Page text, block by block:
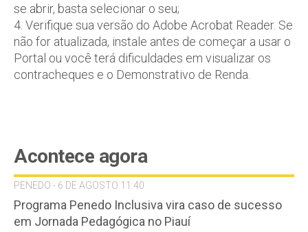
se abrir, basta selecionar o seu;
4. Verifique sua versão do Adobe Acrobat Reader. Se
não for atualizada, instale antes de começar a usar o
Portal ou você terá dificuldades em visualizar os
contracheques e o Demonstrativo de Renda.
Acontece agora
PENEDO - 6 DE AGOSTO 11:40
Programa Penedo Inclusiva vira caso de sucesso
em Jornada Pedagógica no Piauí